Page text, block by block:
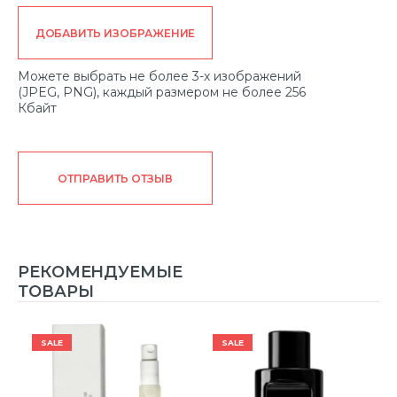
ДОБАВИТЬ ИЗОБРАЖЕНИЕ
Можете выбрать не более 3-х изображений
(JPEG, PNG), каждый размером не более 256
Кбайт
ОТПРАВИТЬ ОТЗЫВ
РЕКОМЕНДУЕМЫЕ
ТОВАРЫ
SALE SALE